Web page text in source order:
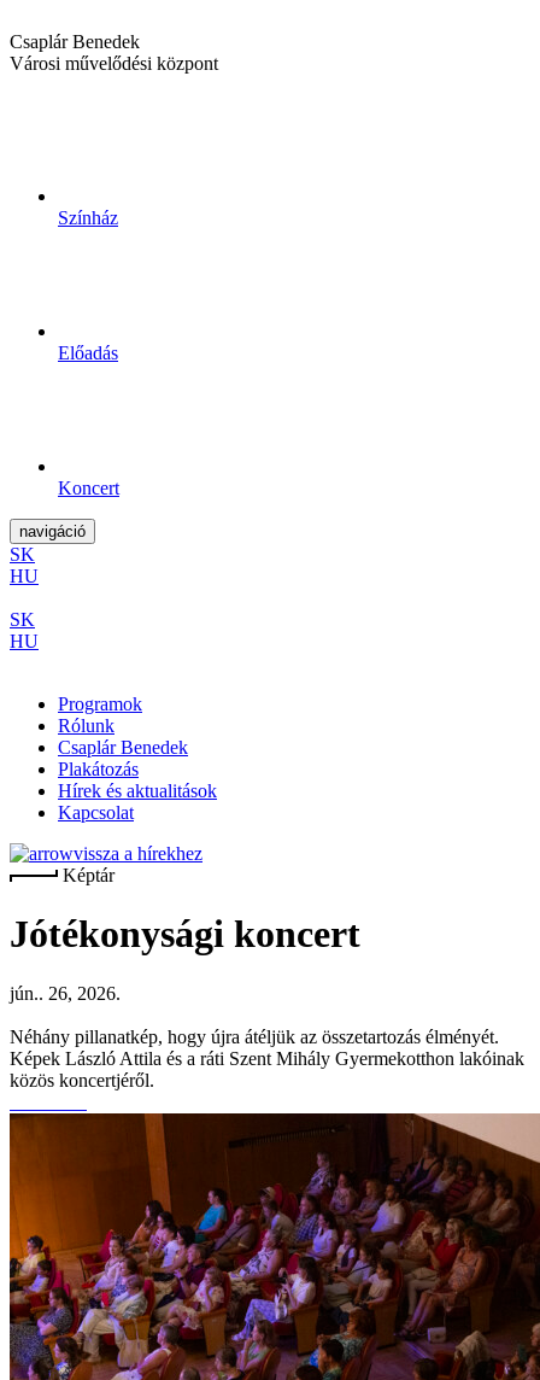
Csaplár Benedek
Városi művelődési központ
Színház
Előadás
Koncert
navigáció
SK
HU
SK
HU
Programok
Rólunk
Csaplár Benedek
Plakátozás
Hírek és aktualitások
Kapcsolat
vissza a hírekhez
Képtár
Jótékonysági koncert
jún.. 26, 2026.
Néhány pillanatkép, hogy újra átéljük az összetartozás élményét.
Képek László Attila és a ráti Szent Mihály Gyermekotthon lakóinak
közös koncertjéről.